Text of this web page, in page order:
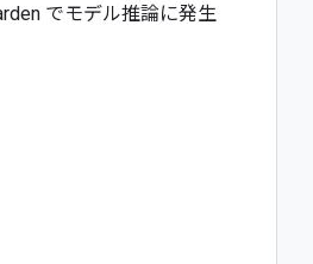
でモデル推論に発生